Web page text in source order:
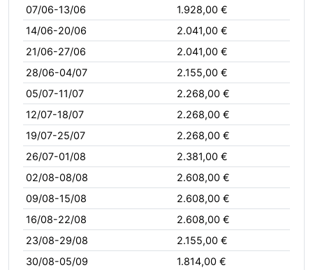
07/06-13/06
1.928,00 €
14/06-20/06
2.041,00 €
21/06-27/06
2.041,00 €
28/06-04/07
2.155,00 €
05/07-11/07
2.268,00 €
12/07-18/07
2.268,00 €
19/07-25/07
2.268,00 €
26/07-01/08
2.381,00 €
02/08-08/08
2.608,00 €
09/08-15/08
2.608,00 €
16/08-22/08
2.608,00 €
23/08-29/08
2.155,00 €
30/08-05/09
1.814,00 €